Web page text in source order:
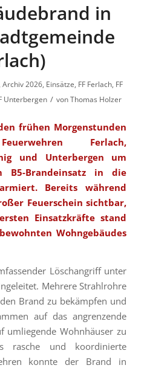
in
Archiv 2026, Einsätze, FF Ferlach, FF
Unterbergen / vonThomas Holzer
frühen Morgenstunden
Ferlach,
und Unterbergen um
B5-Brandeinsatz in die
Bereits während
Feuerschein sichtbar,
Einsatzkräfte stand
Wohngebäudes
Löschangriff unter
Mehrere Strahlrohre
Brand zu bekämpfen und
auf das angrenzende
umliegende Wohnhäuser zu
rasche und koordinierte
konnte der Brand in